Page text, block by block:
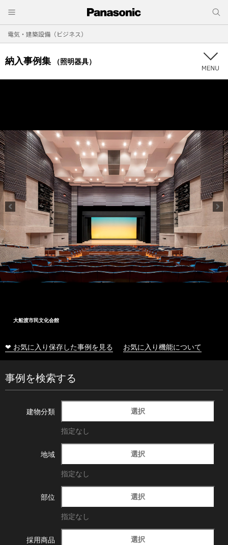
電気・建築設備（ビジネス）
納入事例集 （照明器具）
大船渡市民文化会館
❤ お気に入り保存した事例を見る お気に入り機能について
事例を検索する
建物分類 選択
指定なし
地域 選択
指定なし
部位 選択
指定なし
採用商品 選択